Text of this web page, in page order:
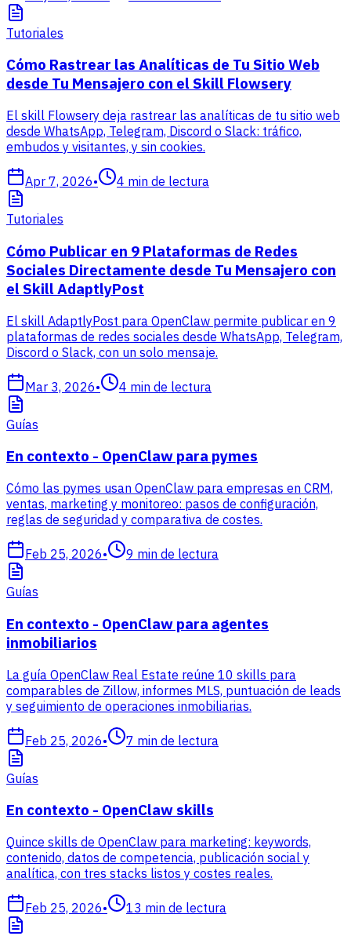
Tutoriales
Cómo Rastrear las Analíticas de Tu Sitio Web
desde Tu Mensajero con el Skill Flowsery
El skill Flowsery deja rastrear las analíticas de tu sitio web
desde WhatsApp, Telegram, Discord o Slack: tráfico,
embudos y visitantes, y sin cookies.
Apr 7, 2026• 4 min de lectura
Tutoriales
Cómo Publicar en 9 Plataformas de Redes
Sociales Directamente desde Tu Mensajero con
el Skill AdaptlyPost
El skill AdaptlyPost para OpenClaw permite publicar en 9
plataformas de redes sociales desde WhatsApp, Telegram,
Discord o Slack, con un solo mensaje.
Mar 3, 2026• 4 min de lectura
Guías
En contexto - OpenClaw para pymes
Cómo las pymes usan OpenClaw para empresas en CRM,
ventas, marketing y monitoreo: pasos de configuración,
reglas de seguridad y comparativa de costes.
Feb 25, 2026• 9 min de lectura
Guías
En contexto - OpenClaw para agentes
inmobiliarios
La guía OpenClaw Real Estate reúne 10 skills para
comparables de Zillow, informes MLS, puntuación de leads
y seguimiento de operaciones inmobiliarias.
Feb 25, 2026• 7 min de lectura
Guías
En contexto - OpenClaw skills
Quince skills de OpenClaw para marketing: keywords,
contenido, datos de competencia, publicación social y
analítica, con tres stacks listos y costes reales.
Feb 25, 2026• 13 min de lectura